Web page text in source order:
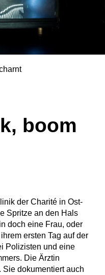
boom
der Charité in Ost-
Spritze an den Hals
doch eine Frau, oder
ersten Tag auf der
Polizisten und eine
Die Ärztin
Sie dokumentiert auch